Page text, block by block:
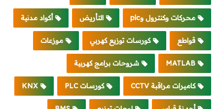
محركات وكنترول وplc التأريض أكواد مدنية
قواطع كورسات توزيع كهربي موزعات
MATLAB شروحات برامج كهربية
كاميرات مراقبة CCTV كورسات PLC KNX